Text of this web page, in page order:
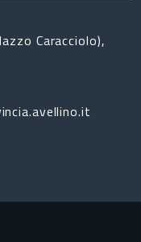
Caracciolo),